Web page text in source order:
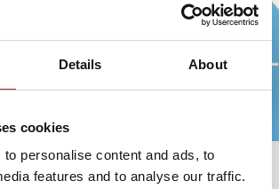
Details About
cookies
personalise content and ads, to
features and to analyse our traffic.